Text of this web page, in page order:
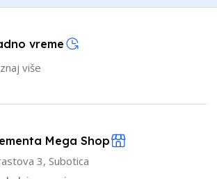
vreme
više
Mega Shop
3, Subotica